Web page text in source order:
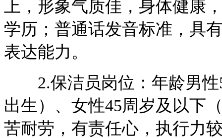
上，形象气质佳，身体健康
学历；普通话发音标准，具
表达能力。
2.保洁员岗位：年龄男性
出生）、女性45周岁及以下
苦耐劳，有责任心，执行力